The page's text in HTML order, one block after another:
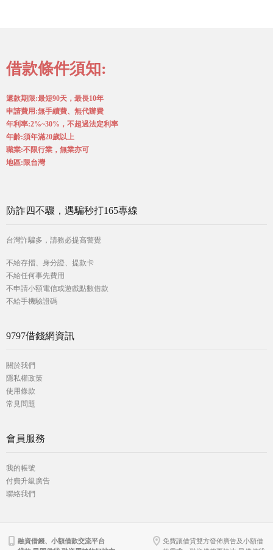
借款條件須知:
還款期限:最短90天，最長10年
申請費用:無手續費、無代辦費
年利率:2%~30%，不超過法定利率
年齡:須年滿20歲以上
職業:不限行業，無業亦可
地區:限台灣
防詐四不驟，遇騙秒打165專線
台灣詐騙多，請務必提高警覺
不給存摺、身分證、提款卡
不給任何事先費用
不申請小額電信或遊戲點數借款
不給手機驗證碼
9797借錢網資訊
關於我們
隱私權政策
使用條款
常見問題
會員服務
我的帳號
付費升級廣告
聯絡我們
融資借錢、小額借款交流平台
免費讓借貸雙方發佈廣告及小額借